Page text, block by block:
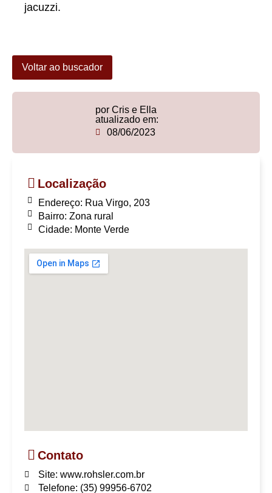
jacuzzi.
Voltar ao buscador
por Cris e Ella
atualizado em:
08/06/2023
Localização
Endereço: Rua Virgo, 203
Bairro: Zona rural
Cidade: Monte Verde
Contato
Site: www.rohsler.com.br
Telefone: (35) 99956-6702